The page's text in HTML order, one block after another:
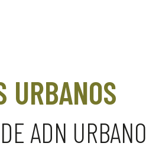
URBANOS
ADN URBANO